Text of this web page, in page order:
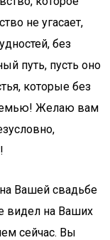
не угасает,
без
путь, пусть оно
которые без
Желаю вам
Вашей свадьбе
видел на Ваших
сейчас. Вы